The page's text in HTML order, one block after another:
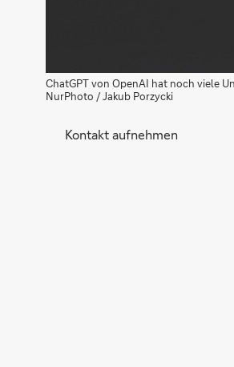
ChatGPT von OpenAI hat noch viele
NurPhoto / Jakub Porzycki
Kontakt aufnehmen